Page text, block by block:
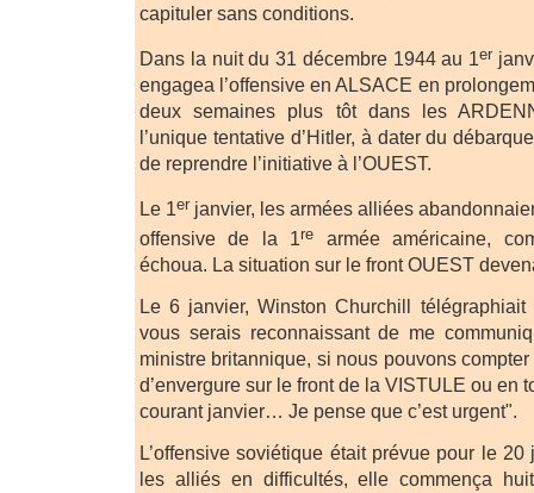
capituler sans conditions.
Dans la nuit du 31 décembre 1944 au 1er
engagea l’offensive en ALSACE en
deux semaines plus tôt dans les
l’unique tentative d’Hitler, à dater du
de reprendre l’initiative à l’OUEST.
Le 1er janvier, les armées alliées
offensive de la 1re
armée américaine,
échoua. La situation sur le front OUEST
Le 6 janvier, Winston Churchill
vous serais reconnaissant de me
ministre britannique, si nous pouvons
d’envergure sur le front de la VISTULE ou en
courant janvier… Je pense que c’est urgent".
L’offensive soviétique était prévue pour le
les alliés en difficultés, elle commença